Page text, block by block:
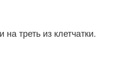
треть из клетчатки.